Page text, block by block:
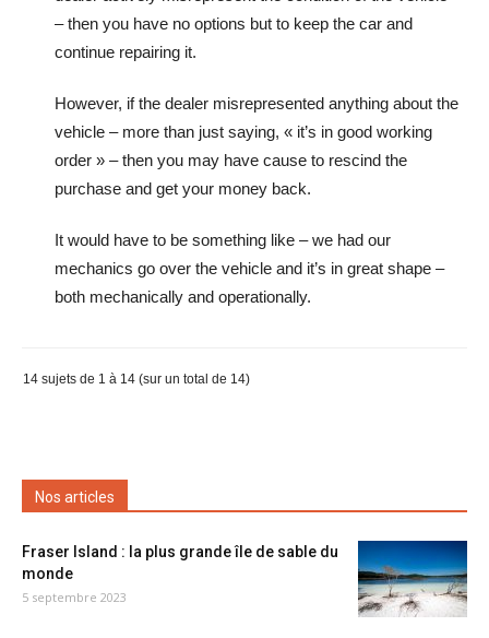
– then you have no options but to keep the car and
continue repairing it.
However, if the dealer misrepresented anything about the
vehicle – more than just saying, « it’s in good working
order » – then you may have cause to rescind the
purchase and get your money back.
It would have to be something like – we had our
mechanics go over the vehicle and it’s in great shape –
both mechanically and operationally.
14 sujets de 1 à 14 (sur un total de 14)
Nos articles
Fraser Island : la plus grande île de sable du
monde
5 septembre 2023